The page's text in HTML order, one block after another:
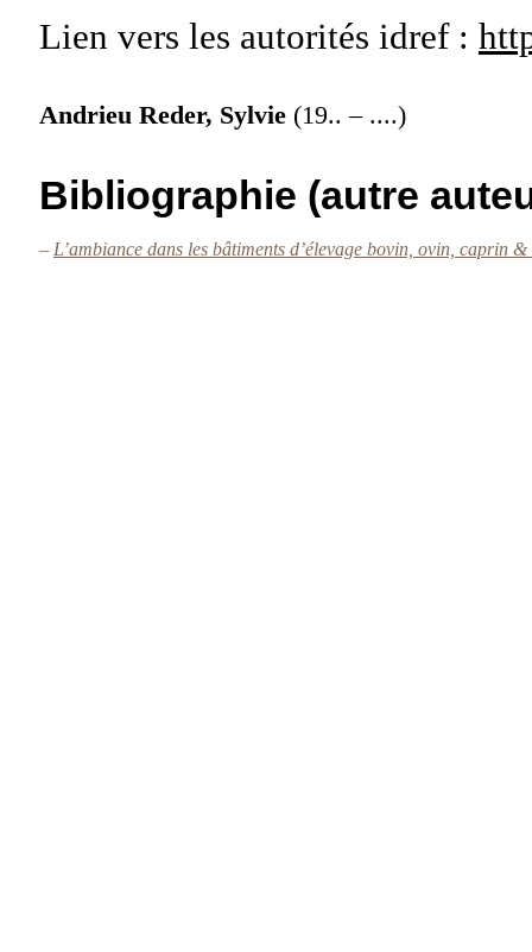
Lien vers les autorités idref :
Andrieu Reder, Sylvie (19.. – ....)
Bibliographie (autre
– L’ambiance dans les bâtiments d’élevage bovin, ovin, caprin